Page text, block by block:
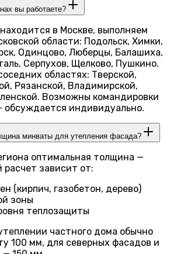
вы работаете?
в Москве, выполняем
области: Подольск, Химки,
Одинцово, Люберцы, Балашиха,
Серпухов, Щелково, Пушкино.
областях: Тверской,
Рязанской, Владимирской,
Возможны командировки
обсуждается индивидуально.
минваты для утепления фасада?
оптимальная толщина —
зависит от:
(кирпич, газобетон, дерево)
зоны
теплозащиты
частного дома обычно
100 мм, для северных фасадов и